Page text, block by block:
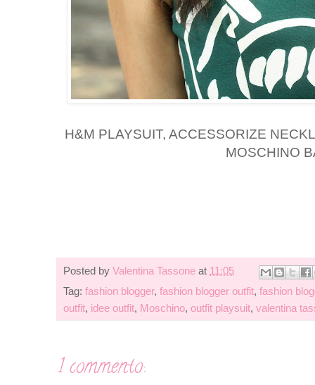
H&M PLAYSUIT, ACCESSORIZE
MOSCHINO
Posted by Valentina Tassone at 11:05
Tag: fashion blogger, fashion blogger outfit, fashion
outfit, idee outfit, Moschino, outfit playsuit, valentina
1 commento: